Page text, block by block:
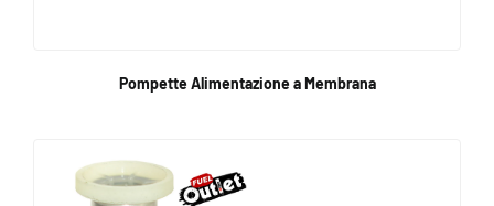
Pompette Alimentazione a Membrana